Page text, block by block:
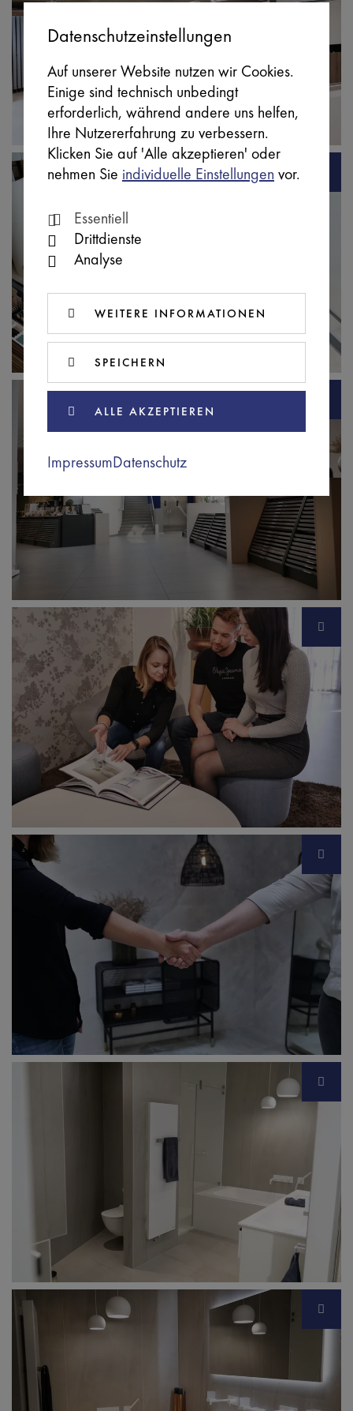
Datenschutzeinstellungen
Auf unserer Website nutzen wir Cookies.
Einige sind technisch unbedingt
erforderlich, während andere uns helfen,
Ihre Nutzererfahrung zu verbessern.
Klicken Sie auf 'Alle akzeptieren' oder
nehmen Sie individuelle Einstellungen vor.
Essentiell
Drittdienste
Analyse
WEITERE INFORMATIONEN
SPEICHERN
ALLE AKZEPTIEREN
ImpressumDatenschutz